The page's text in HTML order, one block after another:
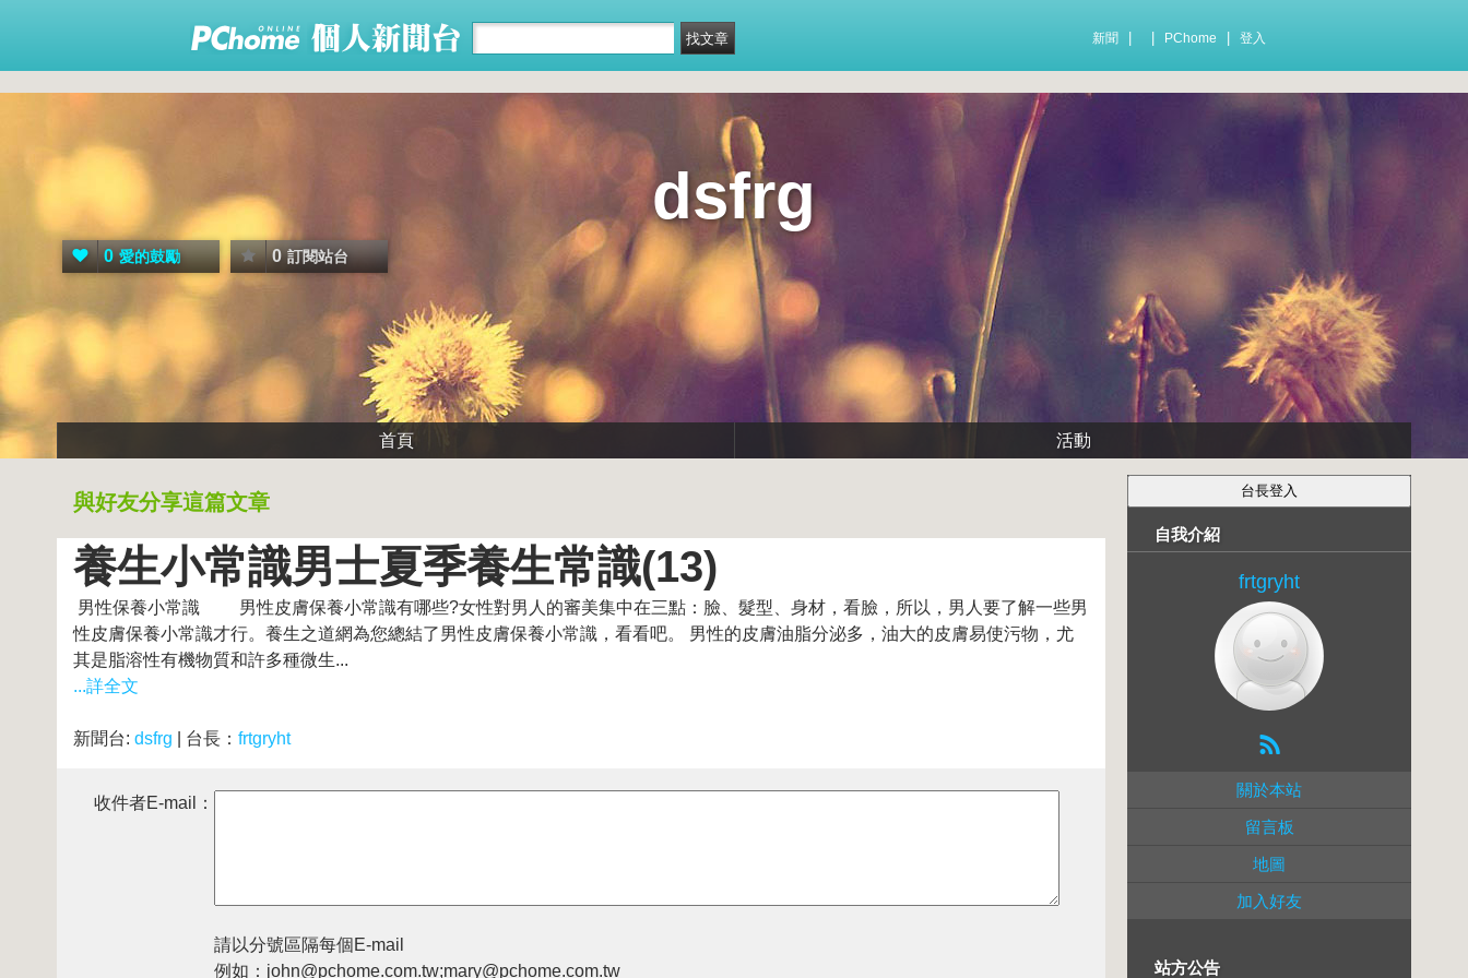
新聞 PChome 登入
dsfrg
0 愛的鼓勵 0 訂閱站台
首頁 活動
與好友分享這篇文章
養生小常識男士夏季養生常識(13)
男性保養小常識 男性皮膚保養小常識有哪些?女性對男人的審美集中在三點：臉、髮型、身材，看臉，所以，男人要了解一些男
性皮膚保養小常識才行。養生之道網為您總結了男性皮膚保養小常識，看看吧。 男性的皮膚油脂分泌多，油大的皮膚易使污物，尤
其是脂溶性有機物質和許多種微生...
...詳全文
新聞台: dsfrg | 台長： frtgryht
收件者E-mail：
請以分號區隔每個E-mail
例如：john@pchome.com.tw;mary@pchome.com.tw
自我介紹
frtgryht
關於本站
留言板
地圖
加入好友
站方公告